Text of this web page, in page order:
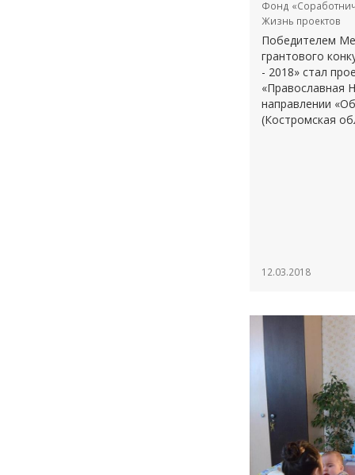
Фонд
Жизнь проектов
Победителем
грантового
- 2018» стал
«Православная
направлении
(Костромская
12.03.2018